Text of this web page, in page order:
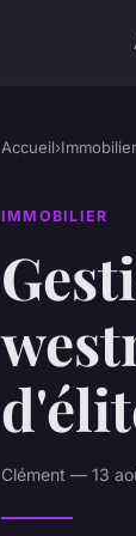
Accueil›Immobilier
IMMOBILIER
Clément — 13